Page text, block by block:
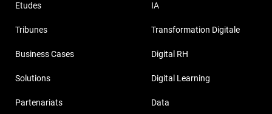
Etudes
Tribunes
Business Cases
Solutions
Partenariats
IA
Transformation Digitale
Digital RH
Digital Learning
Data